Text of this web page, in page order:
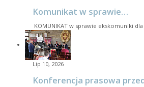
Komunikat w sprawie…
KOMUNIKAT w sprawie ekskomuniki
Lip 10, 2026
Konferencja prasowa